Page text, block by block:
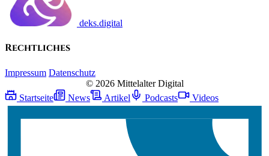
deks.digital
Rechtliches
Impressum Datenschutz
© 2026 Mittelalter Digital
Startseite
News Artikel Podcasts Videos